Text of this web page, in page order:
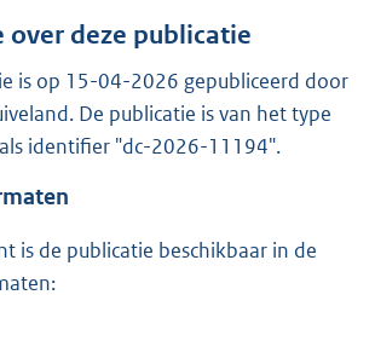
n
s
g
r
o
e
deze publicatie
is op 15-04-2026 gepubliceerd door
De publicatie is van het type
identifier "dc-2026-11194".
is de publicatie beschikbaar in de